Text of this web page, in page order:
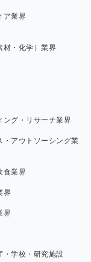
ア業界
材・化学）業界
ング・リサーチ業界
・アウトソーシング業
食業界
界
界
・学校・研究施設